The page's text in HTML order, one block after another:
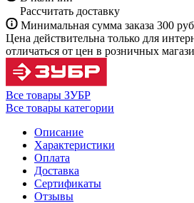
Рассчитать доставку
Минимальная сумма заказа 300
Цена действительна только для
отличаться от цен в розничных
Все товары ЗУБР
Все товары категории
Описание
Характеристики
Оплата
Доставка
Сертификаты
Отзывы